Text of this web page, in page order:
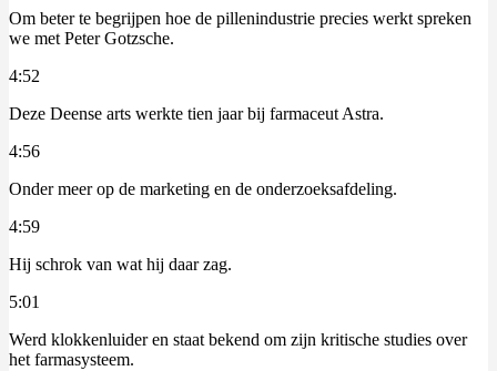
Om beter te begrijpen hoe de pillenindustrie precies werkt spreken
we met Peter Gotzsche.
4:52
Deze Deense arts werkte tien jaar bij farmaceut Astra.
4:56
Onder meer op de marketing en de onderzoeksafdeling.
4:59
Hij schrok van wat hij daar zag.
5:01
Werd klokkenluider en staat bekend om zijn kritische studies over
het farmasysteem.